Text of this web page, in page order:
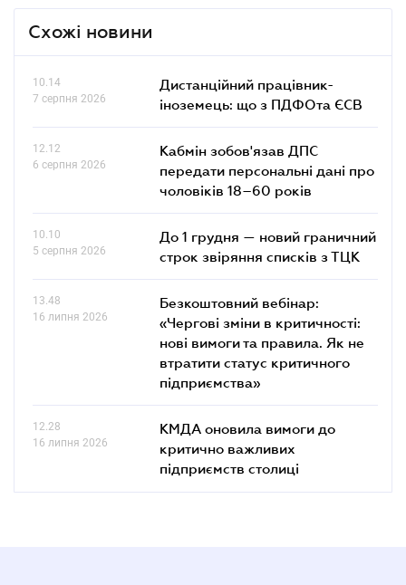
Схожі новини
10.14
7 серпня 2026
Дистанційний працівник-
іноземець: що з ПДФОта ЄСВ
12.12
6 серпня 2026
Кабмін зобов'язав ДПС
передати персональні дані про
чоловіків 18–60 років
10.10
5 серпня 2026
До 1 грудня — новий граничний
строк звіряння списків з ТЦК
13.48
16 липня 2026
Безкоштовний вебінар:
«Чергові зміни в критичності:
нові вимоги та правила. Як не
втратити статус критичного
підприємства»
12.28
16 липня 2026
КМДА оновила вимоги до
критично важливих
підприємств столиці